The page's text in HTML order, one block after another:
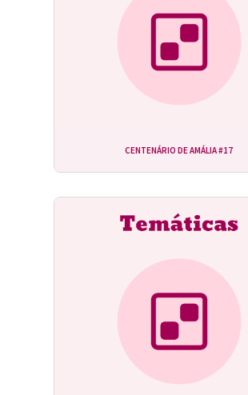
CENTENÁRIO DE AMÁLIA #17